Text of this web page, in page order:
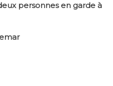
personnes en garde à